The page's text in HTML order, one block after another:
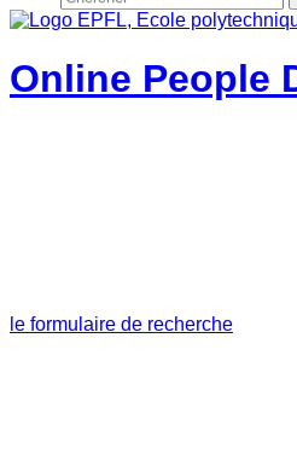
Online People
le formulaire de recherche